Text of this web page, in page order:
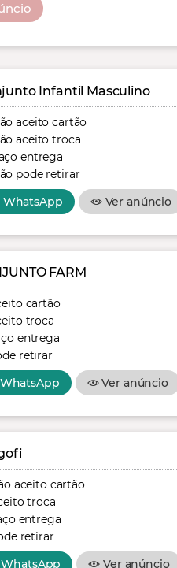
Infantil Masculino
aceito cartão
aceito troca
entrega
pode retirar
WhatsApp
Ver anúncio
FARM
cartão
troca
entrega
retirar
WhatsApp
Ver anúncio
aceito cartão
troca
entrega
retirar
WhatsApp
Ver anúncio